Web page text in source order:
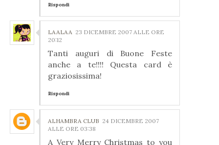
Rispondi
LAALAA 23 DICEMBRE 2007 ALLE ORE
20:12
Tanti auguri di Buone Feste
anche a te!!!! Questa card è
graziosissima!
Rispondi
ALHAMBRA CLUB 24 DICEMBRE 2007
ALLE ORE 03:38
A Very Merry Christmas to you